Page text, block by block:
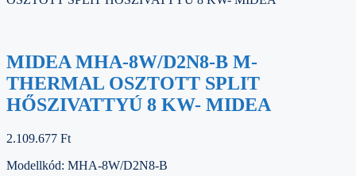
MIDEA MHA-8W/D2N8-B M-
THERMAL OSZTOTT SPLIT
HŐSZIVATTYÚ 8 KW- MIDEA
2.109.677 Ft
Modellkód: MHA-8W/D2N8-B